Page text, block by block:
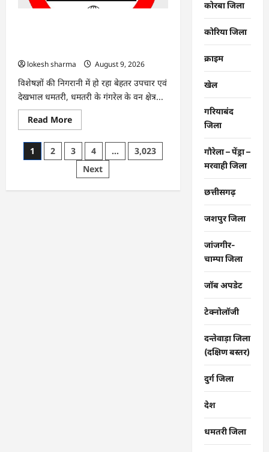
678.9
lokesh sharma
August 9, 2026
विशेषज्ञों की निगरानी में हो रहा बेहतर उपचार एवं
देखभाल धमतरी, धमतरी के गंगरेल के वन क्षेत्र...
Read MoreRead
more
CG
:
गंगरेल
क्षेत्र
Posts
1 2 3 4 …
3,023
Next
कोरबा जिला
कोरिया जिला
क्राइम
खेल
गरियाबंद
जिला
गौरेला – पेंड्रा –
मरवाही जिला
छत्तीसगढ़
जशपुर जिला
जांजगीर-
चाम्पा जिला
जॉब अपडेट
टेक्नोलॉजी
दन्तेवाड़ा जिला
(दक्षिण बस्तर)
दुर्ग जिला
देश
धमतरी जिला